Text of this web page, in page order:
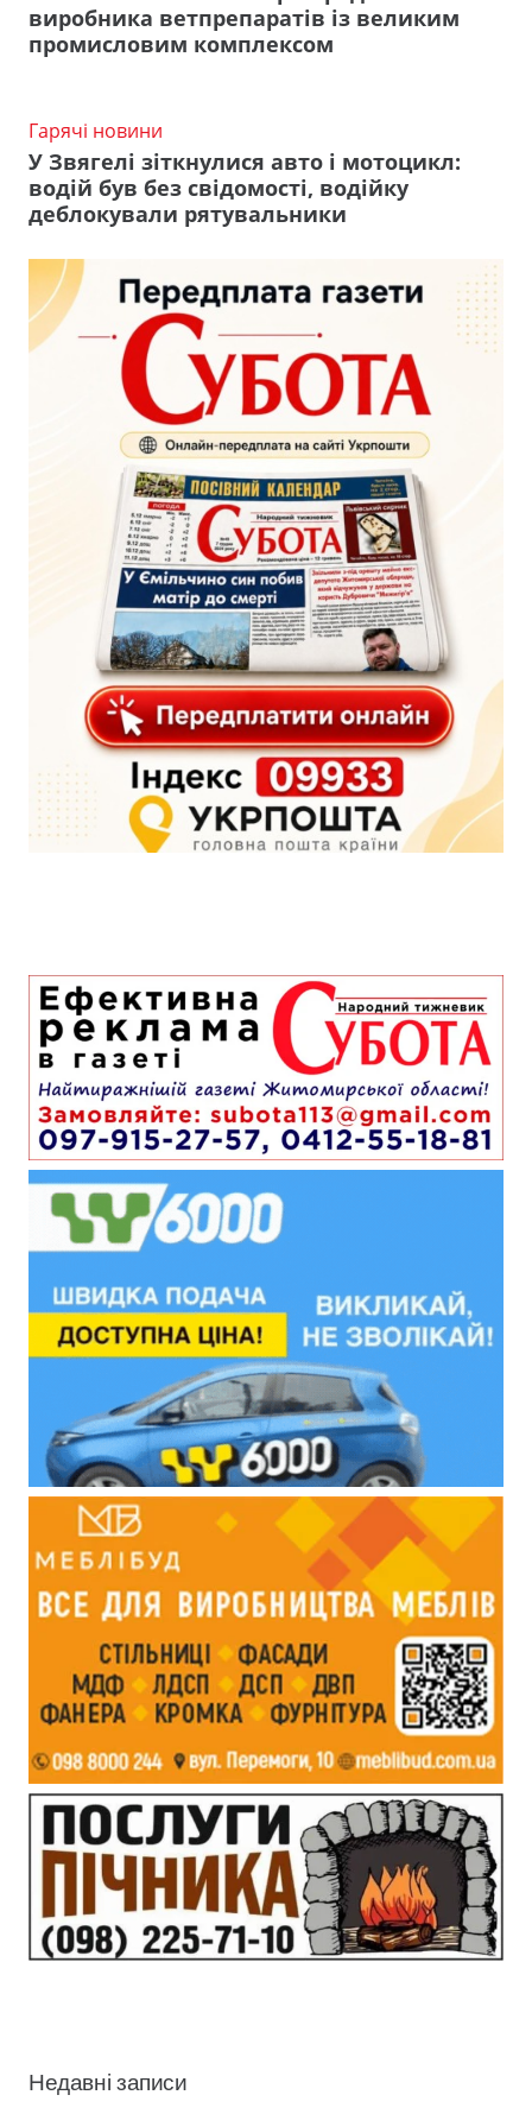
виробника ветпрепаратів із великим
промисловим комплексом
Гарячі новини
У Звягелі зіткнулися авто і мотоцикл:
водій був без свідомості, водійку
деблокували рятувальники
Недавні записи